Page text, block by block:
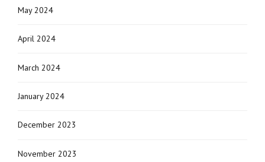
May 2024
April 2024
March 2024
January 2024
December 2023
November 2023